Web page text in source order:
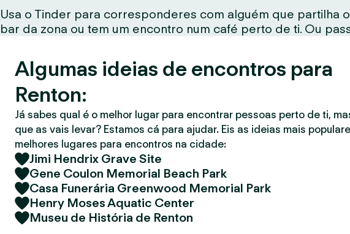
o
T
d
e
Usa o Tinder para corresponderes com alguém que partilha
bar da zona ou tem um encontro num café perto de ti. Ou
Algumas ideias de encontros para
Renton:
Já sabes qual é o melhor lugar para encontrar pessoas perto de ti,
que as vais levar? Estamos cá para ajudar. Eis as ideias mais
melhores lugares para encontros na cidade:
Jimi Hendrix Grave Site
Gene Coulon Memorial Beach Park
Casa Funerária Greenwood Memorial Park
Henry Moses Aquatic Center
Museu de História de Renton